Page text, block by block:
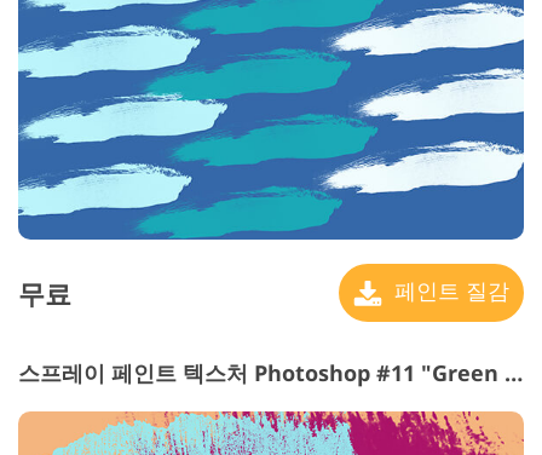
무료 페인트 질감
스프레이 페인트 텍스처 Photoshop #11 "Green Strokes"